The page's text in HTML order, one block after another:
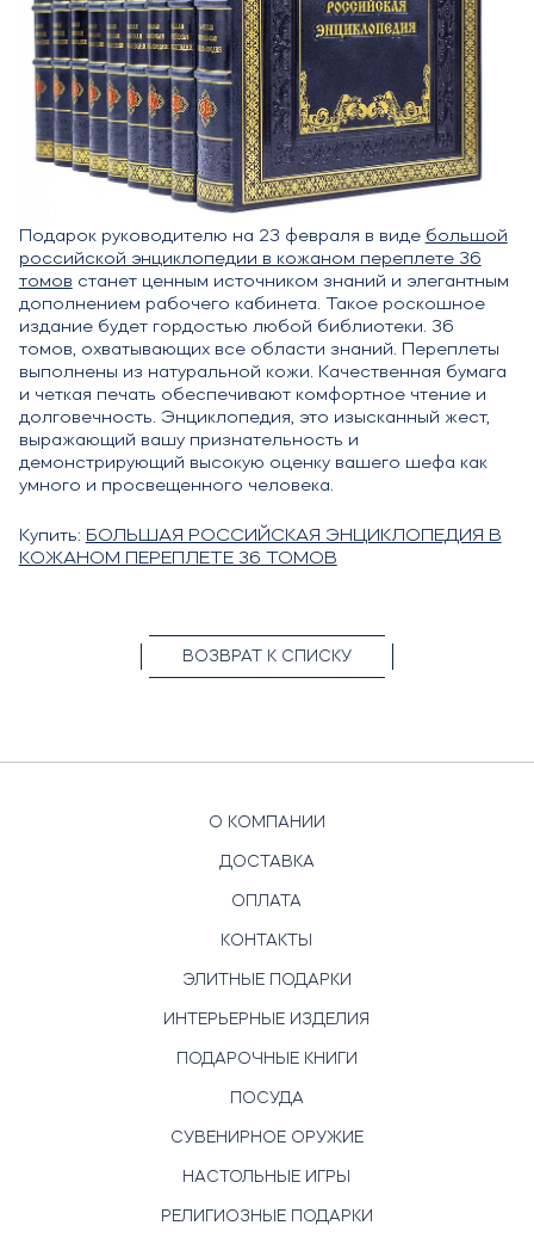
Подарок руководителю на 23 февраля в виде большой
российской энциклопедии в кожаном переплете 36
томов станет ценным источником знаний и элегантным
дополнением рабочего кабинета. Такое роскошное
издание будет гордостью любой библиотеки. 36
томов, охватывающих все области знаний. Переплеты
выполнены из натуральной кожи. Качественная бумага
и четкая печать обеспечивают комфортное чтение и
долговечность. Энциклопедия, это изысканный жест,
выражающий вашу признательность и
демонстрирующий высокую оценку вашего шефа как
умного и просвещенного человека.
Купить: БОЛЬШАЯ РОССИЙСКАЯ ЭНЦИКЛОПЕДИЯ В
КОЖАНОМ ПЕРЕПЛЕТЕ 36 ТОМОВ
ВОЗВРАТ К СПИСКУ
О КОМПАНИИ
ДОСТАВКА
ОПЛАТА
КОНТАКТЫ
ЭЛИТНЫЕ ПОДАРКИ
ИНТЕРЬЕРНЫЕ ИЗДЕЛИЯ
ПОДАРОЧНЫЕ КНИГИ
ПОСУДА
СУВЕНИРНОЕ ОРУЖИЕ
НАСТОЛЬНЫЕ ИГРЫ
РЕЛИГИОЗНЫЕ ПОДАРКИ